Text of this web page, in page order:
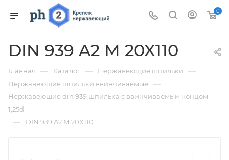
0
DIN 939 A2 M 20X110
Главная — Каталог — Нержавеющие шпильки —
Нержавеющие шпильки ввинчиваемые —
Нержавеющие din 939 шпилька с ввинчиваемым концом
1,25d
— DIN 939 A2 M 20X110